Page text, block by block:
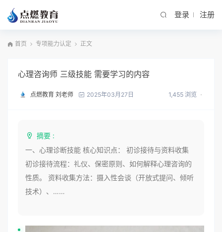
登录 注册
首页 专项能力认定 正文
心理咨询师 三级技能 需要学习的内容
点燃教育 刘老师 2025年03月27日 1,455 浏览
摘要 :
一、心理诊断技能 核心知识点： 初诊接待与资料收集
初诊接待流程：礼仪、保密原则、如何解释心理咨询的
性质。 资料收集方法：摄入性会谈（开放式提问、倾听
技术）、……